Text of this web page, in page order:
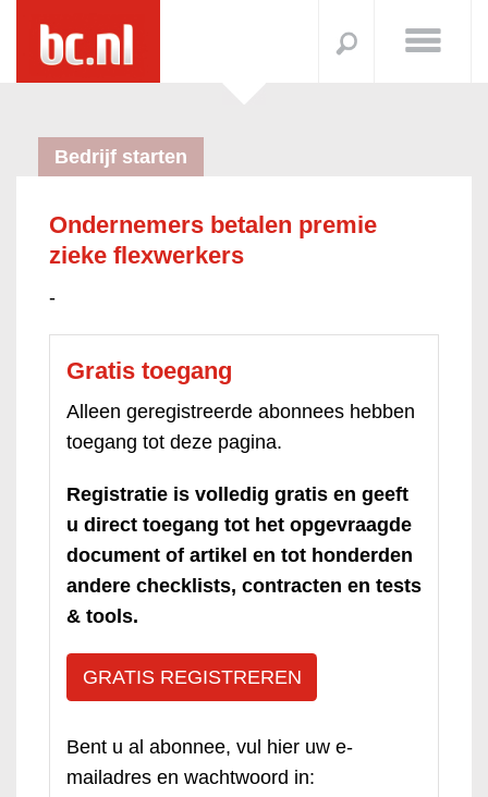
Bedrijf starten
Ondernemers betalen premie
zieke flexwerkers
-
Gratis toegang
Alleen geregistreerde abonnees hebben
toegang tot deze pagina.
Registratie is volledig gratis en geeft
u direct toegang tot het opgevraagde
document of artikel en tot honderden
andere checklists, contracten en tests
& tools.
GRATIS REGISTREREN
Bent u al abonnee, vul hier uw e-
mailadres en wachtwoord in: